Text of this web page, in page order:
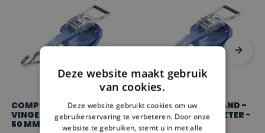
COMPLETE SPANBAND -
VINGERHAAK - 9 METER -
50 MM - 5.000 KG
COMPLETE SPANBAND -
VINGERHAAK - 8 METER -
50 MM - 5.000 KG
Deze website maakt gebruik
van cookies.
Deze website gebruikt cookies om uw
gebruikerservaring te verbeteren. Door onze
website te gebruiken, stemt u in met alle